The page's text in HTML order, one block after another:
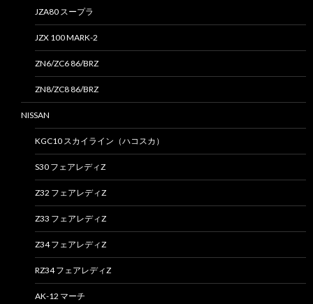
JZA80 スープラ
JZX 100 MARK-2
ZN6/ZC6 86/BRZ
ZN8/ZC8 86/BRZ
NISSAN
KGC10 スカイライン（ハコスカ）
S30 フェアレディZ
Z32 フェアレディZ
Z33 フェアレディZ
Z34 フェアレディZ
RZ34 フェアレディZ
AK-12 マーチ